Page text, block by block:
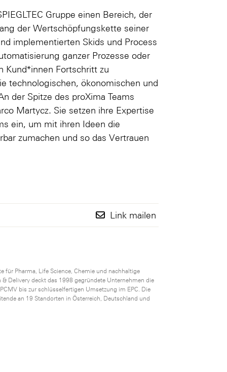
Gruppe einen Bereich, der
der Wertschöpfungskette seiner
implementierten Skids und Process
ganzer Prozesse oder
Kund*innen Fortschritt zu
technologischen, ökonomischen und
der Spitze des proXima Teams
Martycz. Sie setzen ihre Expertise
ein, um mit ihren Ideen die
zumachen und so das Vertrauen
Link mailen
für Pharma, Life Science, Chemie und nachhaltige
Delivery deckt das 1998 gegründete Unternehmen die
bis zur schlüsselfertigen Umsetzung im EPC. Die
an 19 Standorten in Österreich, Deutschland und